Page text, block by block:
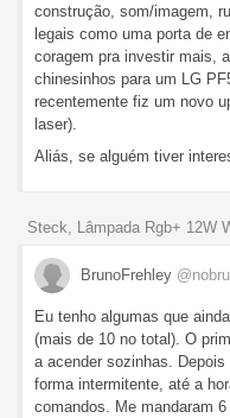
construção, som/imagem,
legais como uma porta de
coragem pra investir mais,
chinesinhos para um LG
recentemente fiz um novo
laser).
Aliás, se alguém tiver
Steck, Lâmpada Rgb+ 12W
BrunoFrehley @nobru
Eu tenho algumas que
(mais de 10 no total). O
a acender sozinhas.
forma intermitente, até a
comandos. Me mandaram